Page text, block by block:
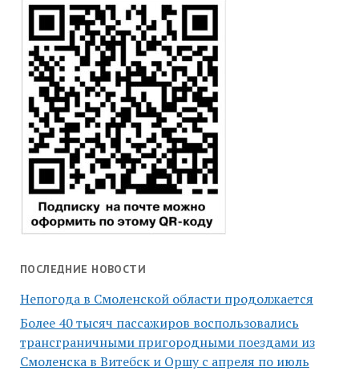
ПОСЛЕДНИЕ НОВОСТИ
Непогода в Смоленской области продолжается
Более 40 тысяч пассажиров воспользовались
трансграничными пригородными поездами из
Смоленска в Витебск и Оршу с апреля по июль